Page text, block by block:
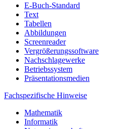
E-Buch-Standard
Text
Tabellen
Abbildungen
Screenreader
Vergrößerungssoftware
Nachschlagewerke
Betriebssystem
Präsentationsmedien
Fachspezifische Hinweise
Mathematik
Informatik